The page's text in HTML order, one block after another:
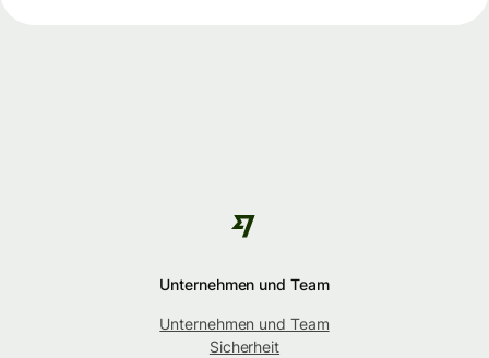
Unternehmen und Team
Unternehmen und Team
Sicherheit